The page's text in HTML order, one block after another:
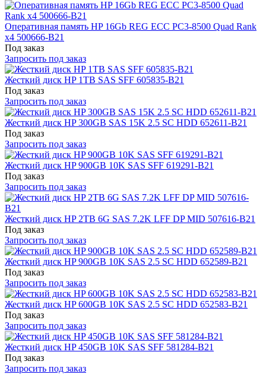
Оперативная память HP 16Gb REG ECC PC3-8500 Quad Rank
x4 500666-B21
Под заказ
Запросить под заказ
Жесткий диск HP 1TB SAS SFF 605835-B21
Под заказ
Запросить под заказ
Жесткий диск HP 300GB SAS 15K 2.5 SC HDD 652611-B21
Под заказ
Запросить под заказ
Жесткий диск HP 900GB 10K SAS SFF 619291-B21
Под заказ
Запросить под заказ
Жесткий диск HP 2TB 6G SAS 7.2K LFF DP MID 507616-B21
Под заказ
Запросить под заказ
Жесткий диск HP 900GB 10K SAS 2.5 SC HDD 652589-B21
Под заказ
Запросить под заказ
Жесткий диск HP 600GB 10K SAS 2.5 SC HDD 652583-B21
Под заказ
Запросить под заказ
Жесткий диск HP 450GB 10K SAS SFF 581284-B21
Под заказ
Запросить под заказ